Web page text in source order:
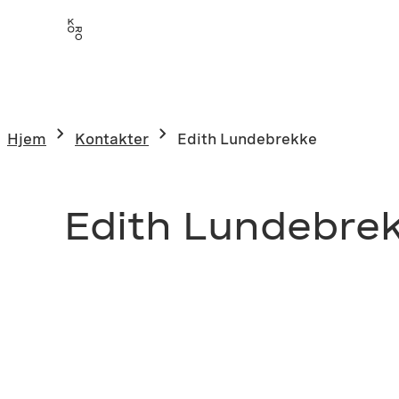
Hjem Kontakter Edith Lundebrekke
Edith